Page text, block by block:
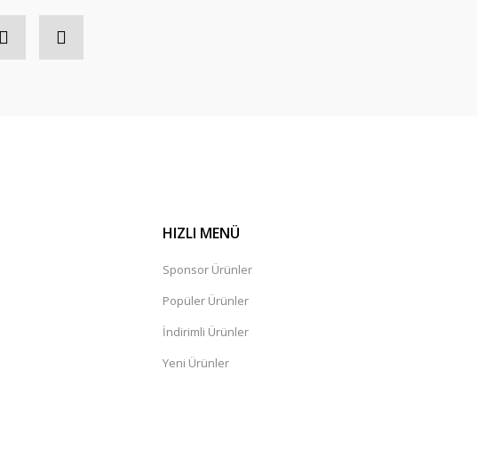
HIZLI MENÜ
Sponsor Ürünler
Popüler Ürünler
İndirimli Ürünler
Yeni Ürünler